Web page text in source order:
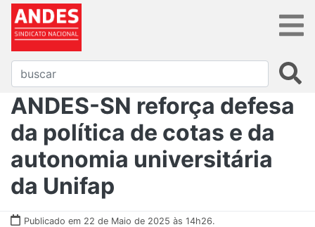
ANDES-SN reforça defesa
da política de cotas e da
autonomia universitária
da Unifap
Publicado em 22 de Maio de 2025 às 14h26.